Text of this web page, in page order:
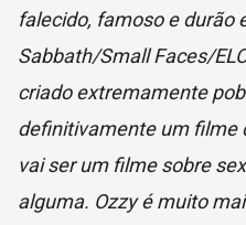
falecido, famoso e durão
Sabbath/Small Faces/
criado extremamente
definitivamente um filme
vai ser um filme sobre
alguma. Ozzy é muito